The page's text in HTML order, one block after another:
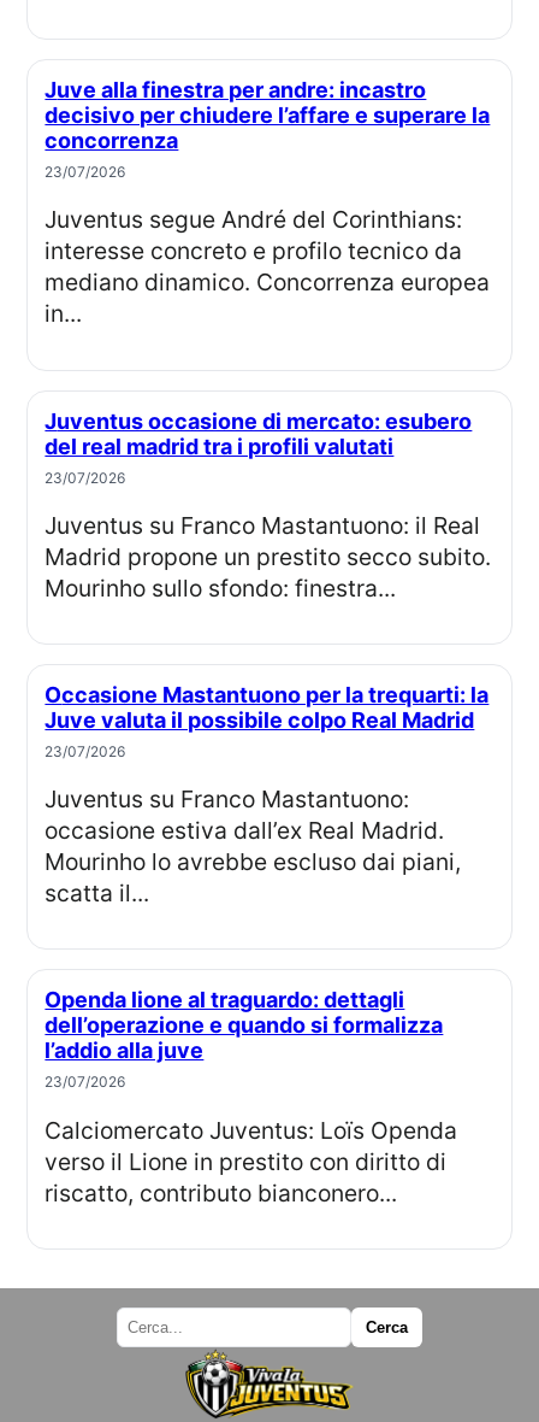
Juve alla finestra per andre: incastro
decisivo per chiudere l’affare e superare la
concorrenza
23/07/2026
Juventus segue André del Corinthians:
interesse concreto e profilo tecnico da
mediano dinamico. Concorrenza europea
in...
Juventus occasione di mercato: esubero
del real madrid tra i profili valutati
23/07/2026
Juventus su Franco Mastantuono: il Real
Madrid propone un prestito secco subito.
Mourinho sullo sfondo: finestra...
Occasione Mastantuono per la trequarti: la
Juve valuta il possibile colpo Real Madrid
23/07/2026
Juventus su Franco Mastantuono:
occasione estiva dall’ex Real Madrid.
Mourinho lo avrebbe escluso dai piani,
scatta il...
Openda lione al traguardo: dettagli
dell’operazione e quando si formalizza
l’addio alla juve
23/07/2026
Calciomercato Juventus: Loïs Openda
verso il Lione in prestito con diritto di
riscatto, contributo bianconero...